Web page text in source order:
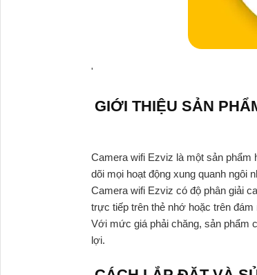
'
GIỚI THIỆU SẢN
Camera wifi Ezviz là một sản phẩm
dõi mọi hoạt động xung quanh ngôi
Camera wifi Ezviz có độ phân giải
trực tiếp trên thẻ nhớ hoặc trên
Với mức giá phải chăng, sản phẩm
lợi.